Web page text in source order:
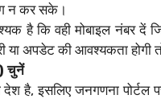
न कर सके।
है कि वही मोबाइल नंबर दें
या अपडेट की आवश्यकता होगी
चुनें
देश है, इसलिए जनगणना